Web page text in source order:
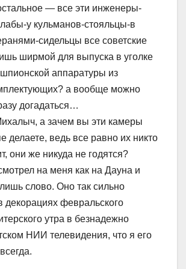
— все эти инженеры-
у кульманов-стояльцы-в
сидельцы все советские
ширмой для выпуска в уголке
аппаратуры из
а вообще можно
догадаться…
а зачем вы эти камеры
делаете, ведь все равно их никто
они же никуда не годятся?
на меня как на Дауна и
слово. Оно так сильно
декорациях февральского
утра в безнадежно
НИИ телевидения, что я его